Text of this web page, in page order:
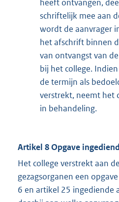
heeft ontvangen,
schriftelijk mee aan
wordt de aanvrager
het afschrift binnen
van ontvangst van
bij het college.
de termijn als
verstrekt, neemt het
in behandeling.
Artikel 8 Opgave
Het college verstrekt aan
gezagsorganen een
6 en artikel 25 ingediende